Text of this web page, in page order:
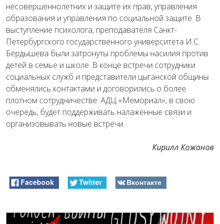
несовершеннолетних и защите их прав, управления
образования и управления по социальной защите. В
выступление психолога, преподавателя Санкт-
Петербургского государственного университета И.С.
Бердышева были затронуты проблемы насилия против
детей в семье и школе. В конце встречи сотрудники
социальных служб и представители цыганской общины
обменялись контактами и договорились о более
плотном сотрудничестве. АДЦ «Мемориал», в свою
очередь, будет поддерживать налаженные связи и
организовывать новые встречи.
Кирилл Кожанов
Facebook Twitter Вконтакте